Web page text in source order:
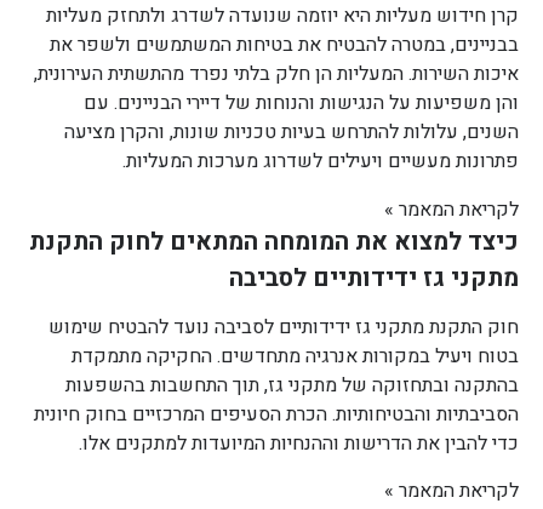
קרן חידוש מעליות היא יוזמה שנועדה לשדרג ולתחזק מעליות
בבניינים, במטרה להבטיח את בטיחות המשתמשים ולשפר את
איכות השירות. המעליות הן חלק בלתי נפרד מהתשתית העירונית,
והן משפיעות על הנגישות והנוחות של דיירי הבניינים. עם
השנים, עלולות להתרחש בעיות טכניות שונות, והקרן מציעה
פתרונות מעשיים ויעילים לשדרוג מערכות המעליות.
לקריאת המאמר »
כיצד למצוא את המומחה המתאים לחוק התקנת
מתקני גז ידידותיים לסביבה
חוק התקנת מתקני גז ידידותיים לסביבה נועד להבטיח שימוש
בטוח ויעיל במקורות אנרגיה מתחדשים. החקיקה מתמקדת
בהתקנה ובתחזוקה של מתקני גז, תוך התחשבות בהשפעות
הסביבתיות והבטיחותיות. הכרת הסעיפים המרכזיים בחוק חיונית
כדי להבין את הדרישות וההנחיות המיועדות למתקנים אלו.
לקריאת המאמר »